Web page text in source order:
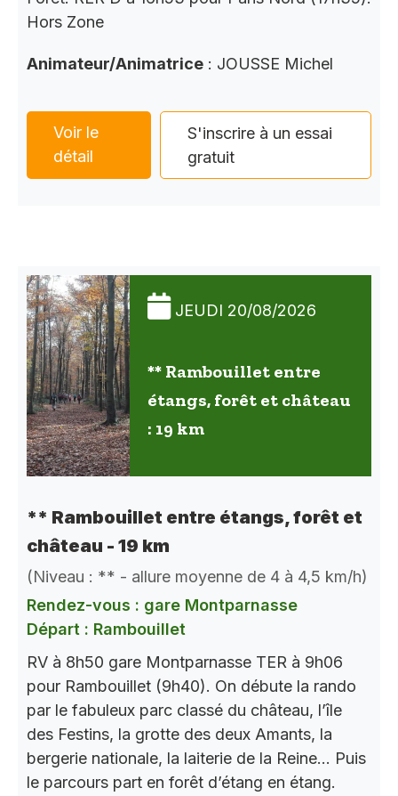
Hors Zone
Animateur/Animatrice : JOUSSE Michel
Voir le
détail
S'inscrire à un essai
gratuit
JEUDI 20/08/2026
** Rambouillet entre
étangs, forêt et château
: 19 km
** Rambouillet entre étangs, forêt et
château - 19 km
(Niveau : ** - allure moyenne de 4 à 4,5 km/h)
Rendez-vous : gare Montparnasse
Départ : Rambouillet
RV à 8h50 gare Montparnasse TER à 9h06
pour Rambouillet (9h40). On débute la rando
par le fabuleux parc classé du château, l’île
des Festins, la grotte des deux Amants, la
bergerie nationale, la laiterie de la Reine… Puis
le parcours part en forêt d’étang en étang.